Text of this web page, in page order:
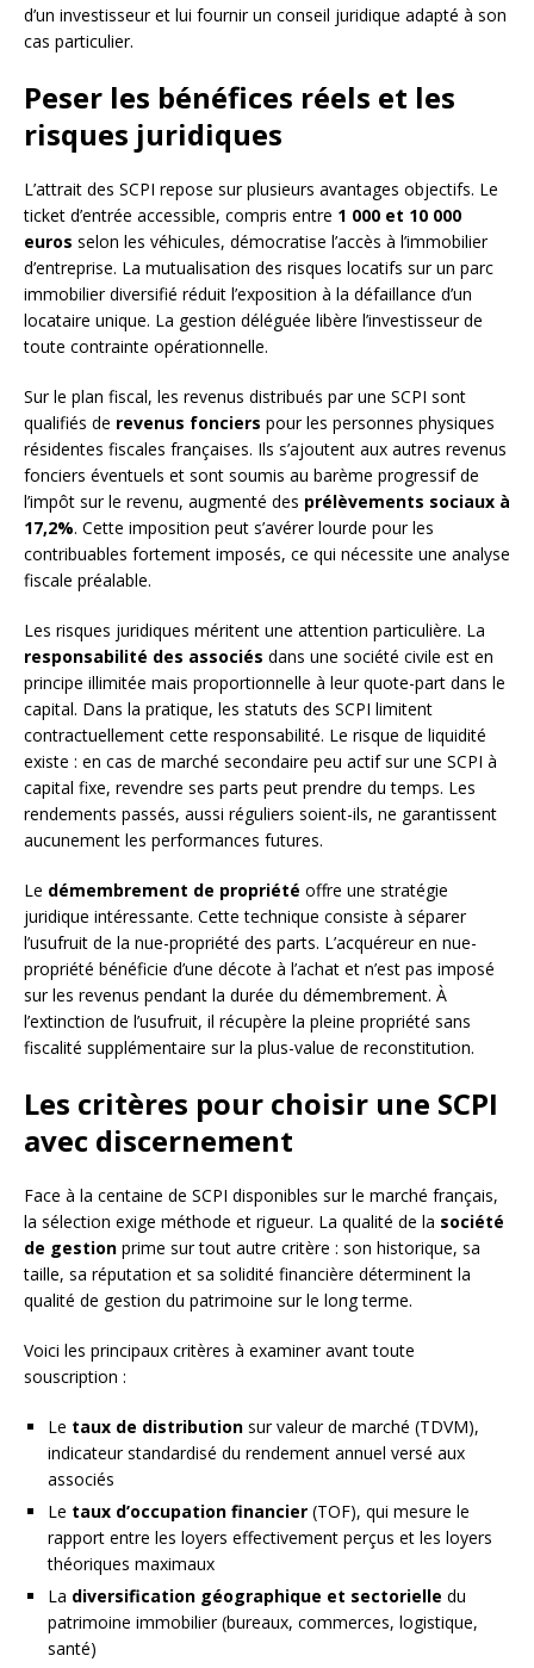
d’un investisseur et lui fournir un conseil juridique adapté à son
cas particulier.
Peser les bénéfices réels et les
risques juridiques
L’attrait des SCPI repose sur plusieurs avantages objectifs. Le
ticket d’entrée accessible, compris entre 1 000 et 10 000
euros selon les véhicules, démocratise l’accès à l’immobilier
d’entreprise. La mutualisation des risques locatifs sur un parc
immobilier diversifié réduit l’exposition à la défaillance d’un
locataire unique. La gestion déléguée libère l’investisseur de
toute contrainte opérationnelle.
Sur le plan fiscal, les revenus distribués par une SCPI sont
qualifiés de revenus fonciers pour les personnes physiques
résidentes fiscales françaises. Ils s’ajoutent aux autres revenus
fonciers éventuels et sont soumis au barème progressif de
l’impôt sur le revenu, augmenté des prélèvements sociaux à
17,2%. Cette imposition peut s’avérer lourde pour les
contribuables fortement imposés, ce qui nécessite une analyse
fiscale préalable.
Les risques juridiques méritent une attention particulière. La
responsabilité des associés dans une société civile est en
principe illimitée mais proportionnelle à leur quote-part dans le
capital. Dans la pratique, les statuts des SCPI limitent
contractuellement cette responsabilité. Le risque de liquidité
existe : en cas de marché secondaire peu actif sur une SCPI à
capital fixe, revendre ses parts peut prendre du temps. Les
rendements passés, aussi réguliers soient-ils, ne garantissent
aucunement les performances futures.
Le démembrement de propriété offre une stratégie
juridique intéressante. Cette technique consiste à séparer
l’usufruit de la nue-propriété des parts. L’acquéreur en nue-
propriété bénéficie d’une décote à l’achat et n’est pas imposé
sur les revenus pendant la durée du démembrement. À
l’extinction de l’usufruit, il récupère la pleine propriété sans
fiscalité supplémentaire sur la plus-value de reconstitution.
Les critères pour choisir une SCPI
avec discernement
Face à la centaine de SCPI disponibles sur le marché français,
la sélection exige méthode et rigueur. La qualité de la société
de gestion prime sur tout autre critère : son historique, sa
taille, sa réputation et sa solidité financière déterminent la
qualité de gestion du patrimoine sur le long terme.
Voici les principaux critères à examiner avant toute
souscription :
Le taux de distribution sur valeur de marché (TDVM),
indicateur standardisé du rendement annuel versé aux
associés
Le taux d’occupation financier (TOF), qui mesure le
rapport entre les loyers effectivement perçus et les loyers
théoriques maximaux
La diversification géographique et sectorielle du
patrimoine immobilier (bureaux, commerces, logistique,
santé)